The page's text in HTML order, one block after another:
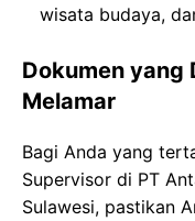
wisata budaya,
Dokumen yang
Melamar
Bagi Anda yang
Supervisor di PT
Sulawesi, pastikan